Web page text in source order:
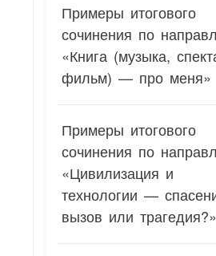
Примеры итогового
сочинения по
«Книга (музыка,
фильм) — про меня»
Примеры итогового
сочинения по
«Цивилизация и
технологии —
вызов или трагедия?»